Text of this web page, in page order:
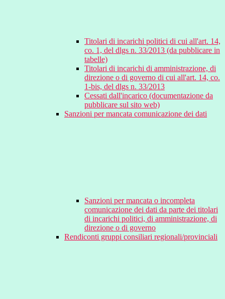
Titolari di incarichi politici di cui all'art. 14,
co. 1, del dlgs n. 33/2013 (da pubblicare in
tabelle)
Titolari di incarichi di amministrazione, di
direzione o di governo di cui all'art. 14, co.
1-bis, del dlgs n. 33/2013
Cessati dall'incarico (documentazione da
pubblicare sul sito web)
Sanzioni per mancata comunicazione dei dati
Sanzioni per mancata o incompleta
comunicazione dei dati da parte dei titolari
di incarichi politici, di amministrazione, di
direzione o di governo
Rendiconti gruppi consiliari regionali/provinciali